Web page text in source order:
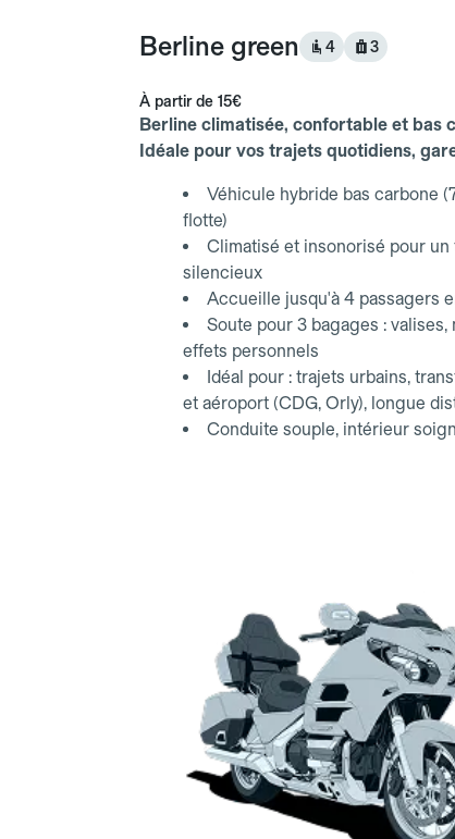
Berline green 4 3
À partir de 15€
Berline climatisée, confortable et bas
Idéale pour vos trajets quotidiens,
Véhicule hybride bas carbone
flotte)
Climatisé et insonorisé pour un
silencieux
Accueille jusqu'à 4 passagers
Soute pour 3 bagages : valises,
effets personnels
Idéal pour : trajets urbains,
et aéroport (CDG, Orly), longue
Conduite souple, intérieur